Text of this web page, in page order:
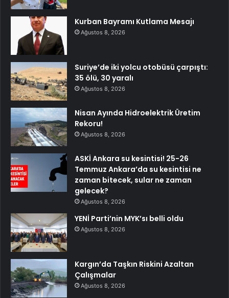
Kurban Bayramı Kutlama Mesajı
Ağustos 8, 2026
Suriye’de iki yolcu otobüsü çarpıştı:
35 ölü, 30 yaralı
Ağustos 8, 2026
Nisan Ayında Hidroelektrik Üretim
Rekoru!
Ağustos 8, 2026
ASKİ Ankara su kesintisi! 25-26
Temmuz Ankara’da su kesintisi ne
zaman bitecek, sular ne zaman
gelecek?
Ağustos 8, 2026
YENİ Parti’nin MYK’sı belli oldu
Ağustos 8, 2026
Kargın’da Taşkın Riskini Azaltan
Çalışmalar
Ağustos 8, 2026